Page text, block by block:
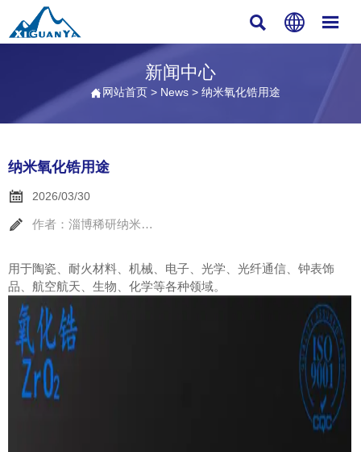
  
新闻中心
 网站首页> News> 纳米氧化锆用途
纳米氧化锆用途
 2026/03/30
 作者：淄博稀研纳米材料
用于陶瓷、耐火材料、机械、电子、光学、光纤通信、钟表饰
品、航空航天、生物、化学等各种领域。